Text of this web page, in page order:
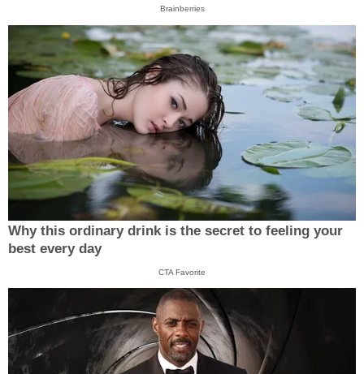
Brainberries
Why this ordinary drink is the secret to feeling your
best every day
CTA Favorite